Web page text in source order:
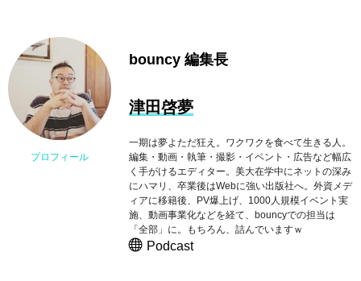
プロフィール
bouncy 編集長
津田啓夢
一期は夢よただ狂え。ワクワクを食べて生きる人。
編集・動画・執筆・撮影・イベント・広告など幅広
く手がけるエディター。美大在学中にネットの深み
にハマリ、卒業後はWebに強い出版社へ。外資メデ
ィアに移籍後、PV爆上げ、1000人規模イベント実
施、動画事業化などを経て、bouncyでの担当は
「全部」に。もちろん、詰んでいますｗ
Podcast